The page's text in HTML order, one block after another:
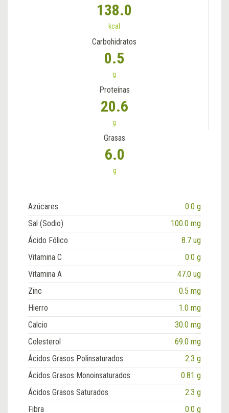
138.0
kcal
Carbohidratos
0.5
g
Proteínas
20.6
g
Grasas
6.0
g
Azúcares
0.0 g
Sal (Sodio)
100.0 mg
Ácido Fólico
8.7 ug
Vitamina C
0.0 g
Vitamina A
47.0 ug
Zinc
0.5 mg
Hierro
1.0 mg
Calcio
30.0 mg
Colesterol
69.0 mg
Ácidos Grasos Polinsaturados
2.3 g
Ácidos Grasos Monoinsaturados
0.81 g
Ácidos Grasos Saturados
2.3 g
Fibra
0.0 g